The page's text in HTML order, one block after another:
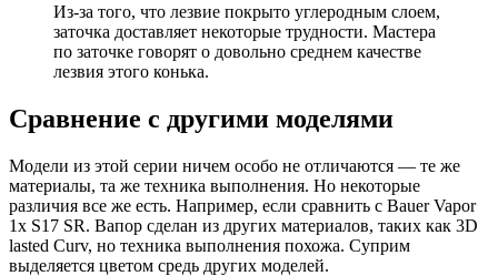
Из-за того, что лезвие покрыто углеродным слоем,
заточка доставляет некоторые трудности. Мастера
по заточке говорят о довольно среднем качестве
лезвия этого конька.
Сравнение с другими моделями
Модели из этой серии ничем особо не отличаются — те же
материалы, та же техника выполнения. Но некоторые
различия все же есть. Например, если сравнить с Bauer Vapor
1x S17 SR. Вапор сделан из других материалов, таких как 3D
lasted Curv, но техника выполнения похожа. Суприм
выделяется цветом средь других моделей.